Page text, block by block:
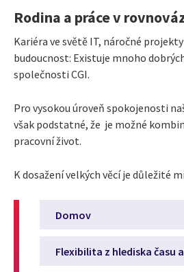
Rodina a práce v
Kariéra ve světě IT, náročné
budoucnost: Existuje mnoho
společnosti CGI.
Pro vysokou úroveň spokojenosti
však podstatné, že je možné
pracovní život.
K dosažení velkých věcí je důležité
Domov
Flexibilita z hlediska času